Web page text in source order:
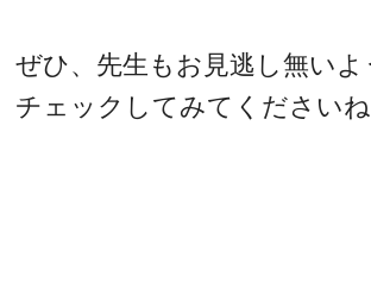
ぜひ、先生もお見逃し無いよ
チェックしてみてくださいね